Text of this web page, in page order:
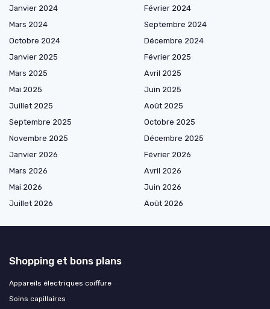
Janvier 2024
Février 2024
Mars 2024
Septembre 2024
Octobre 2024
Décembre 2024
Janvier 2025
Février 2025
Mars 2025
Avril 2025
Mai 2025
Juin 2025
Juillet 2025
Août 2025
Septembre 2025
Octobre 2025
Novembre 2025
Décembre 2025
Janvier 2026
Février 2026
Mars 2026
Avril 2026
Mai 2026
Juin 2026
Juillet 2026
Août 2026
Shopping et bons plans
Appareils électriques coiffure
Soins capillaires